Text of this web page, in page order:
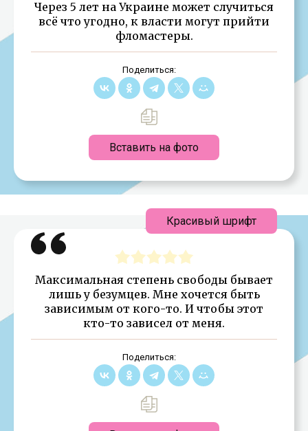
Через 5 лет на Украине может случиться
всё что угодно, к власти могут прийти
фломастеры.
Поделиться:
Вставить на фото
Максимальная степень свободы бывает
лишь у безумцев. Мне хочется быть
зависимым от кого-то. И чтобы этот
кто-то зависел от меня.
Поделиться:
Красивый шрифт